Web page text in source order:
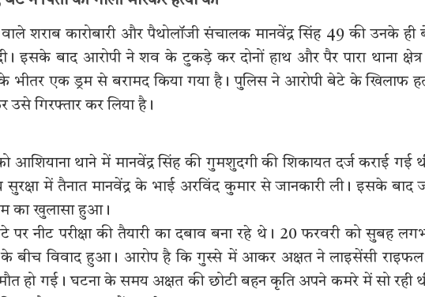
शराब कारोबारी और पैथोलॉजी संचालक मानवेंद्र सिंह 49 की उनके ही
इसके बाद आरोपी ने शव के टुकड़े कर दोनों हाथ और पैर पारा थाना
एक ड्रम से बरामद किया गया है। पुलिस ने आरोपी बेटे के खिलाफ
उसे गिरफ्तार कर लिया है।
आशियाना थाने में मानवेंद्र सिंह की गुमशुदगी की शिकायत दर्ज कराई गई
में तैनात मानवेंद्र के भाई अरविंद कुमार से जानकारी ली। इसके बाद
का खुलासा हुआ।
नीट परीक्षा की तैयारी का दबाव बना रहे थे। 20 फरवरी को सुबह
के बीच विवाद हुआ। आरोप है कि गुस्से में आकर अक्षत ने लाइसेंसी
हो गई। घटना के समय अक्षत की छोटी बहन कृति अपने कमरे में सो रही